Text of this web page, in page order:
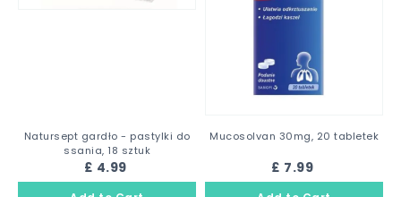
Natursept gardło - pastylki do
ssania, 18 sztuk
£ 4.99
Mucosolvan 30mg, 20 tabletek
£ 7.99